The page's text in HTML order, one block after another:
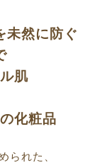
未然に防ぐ
肌
化粧品
られた、